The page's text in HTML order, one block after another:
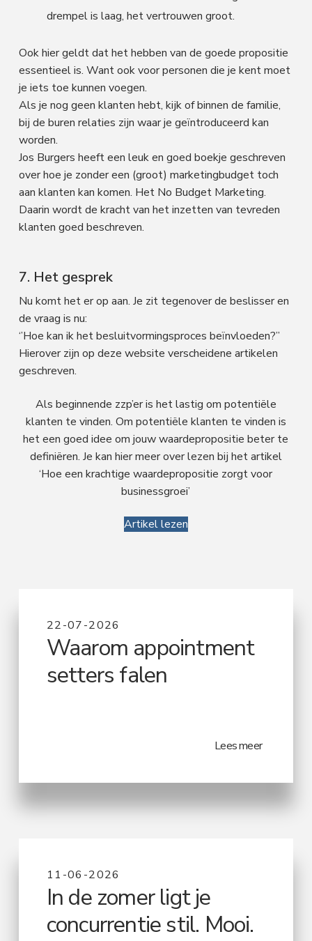
drempel is laag, het vertrouwen groot.
Ook hier geldt dat het hebben van de goede propositie
essentieel is. Want ook voor personen die je kent moet
je iets toe kunnen voegen.
Als je nog geen klanten hebt, kijk of binnen de familie,
bij de buren relaties zijn waar je geïntroduceerd kan
worden.
Jos Burgers heeft een leuk en goed boekje geschreven
over hoe je zonder een (groot) marketingbudget toch
aan klanten kan komen. Het No Budget Marketing.
Daarin wordt de kracht van het inzetten van tevreden
klanten goed beschreven.
7. Het gesprek
Nu komt het er op aan. Je zit tegenover de beslisser en
de vraag is nu:
‘’Hoe kan ik het besluitvormingsproces beïnvloeden?”
Hierover zijn op deze website verscheidene artikelen
geschreven.
Als beginnende zzp’er is het lastig om potentiële
klanten te vinden. Om potentiële klanten te vinden is
het een goed idee om jouw waardepropositie beter te
definiëren. Je kan hier meer over lezen bij het artikel
‘Hoe een krachtige waardepropositie zorgt voor
businessgroei’
Artikel lezen
22-07-2026
Waarom appointment
setters falen
Lees meer
11-06-2026
In de zomer ligt je
concurrentie stil. Mooi.